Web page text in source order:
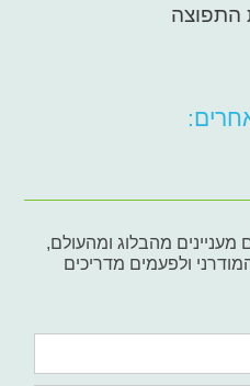
התפוצה
מהבלוג ומהעולם,
ולפעמים מדריכים